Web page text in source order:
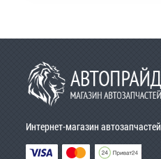
Интернет-магазин автозапчастей